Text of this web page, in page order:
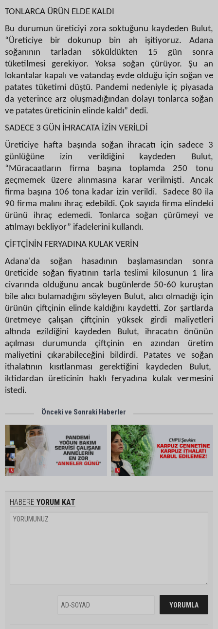
TONLARCA ÜRÜN ELDE KALDI
Bu durumun üreticiyi zora soktuğunu kaydeden Bulut,
“Üreticiye bir dokunup bin ah işitiyoruz. Adana
soğanının tarladan söküldükten 15 gün sonra
tüketilmesi gerekiyor. Yoksa soğan çürüyor. Şu an
lokantalar kapalı ve vatandaş evde olduğu için soğan ve
patates tüketimi düştü. Pandemi nedeniyle iç piyasada
da yeterince arz oluşmadığından dolayı tonlarca soğan
ve patates üreticinin elinde kaldı” dedi.
SADECE 3 GÜN İHRACATA İZİN VERİLDİ
Üreticiye hafta başında soğan ihracatı için sadece 3
günlüğüne izin verildiğini kaydeden Bulut,
“Müracaatların firma başına toplamda 250 tonu
geçmemek üzere alınmasına karar verilmişti. Ancak
firma başına 106 tona kadar izin verildi. Sadece 80 ila
90 firma malını ihraç edebildi. Çok sayıda firma elindeki
ürünü ihraç edemedi. Tonlarca soğan çürümeyi ve
atılmayı bekliyor” ifadelerini kullandı.
ÇİFTÇİNİN FERYADINA KULAK VERİN
Adana'da soğan hasadının başlamasından sonra
üreticide soğan fiyatının tarla teslimi kilosunun 1 lira
civarında olduğunu ancak bugünlerde 50-60 kuruştan
bile alıcı bulamadığını söyleyen Bulut, alıcı olmadığı için
ürünün çiftçinin elinde kaldığını kaydetti. Zor şartlarda
üretmeye çalışan çiftçinin yüksek girdi maliyetleri
altında ezildiğini kaydeden Bulut, ihracatın önünün
açılması durumunda çiftçinin en azından üretim
maliyetini çıkarabileceğini bildirdi. Patates ve soğan
ithalatının kısıtlanması gerektiğini kaydeden Bulut,
iktidardan üreticinin haklı feryadına kulak vermesini
istedi.
Önceki ve Sonraki Haberler
HABERE YORUM KAT